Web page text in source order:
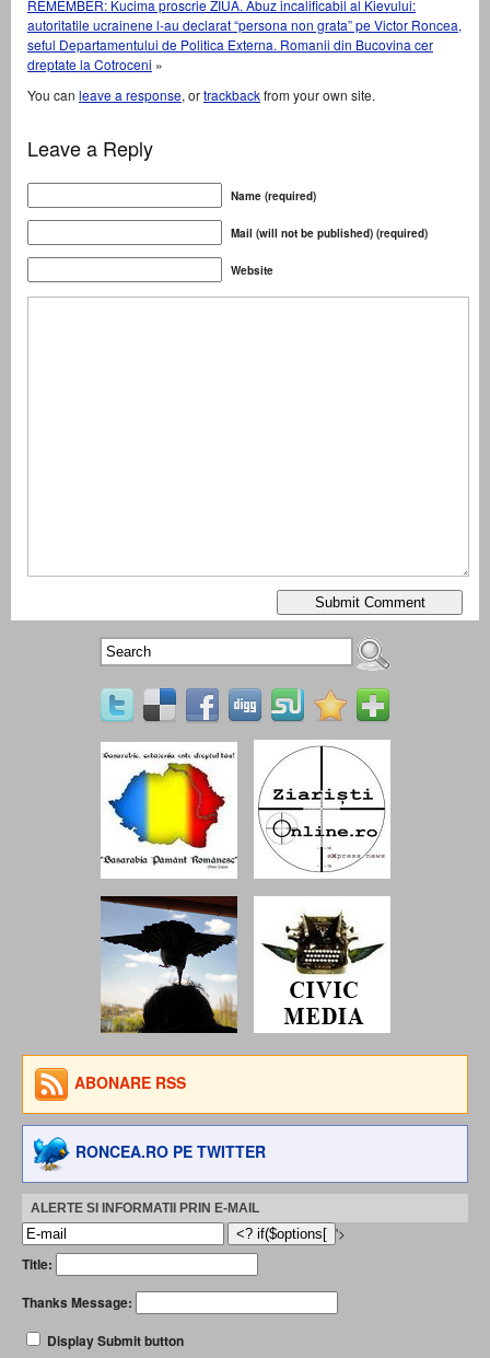
REMEMBER: Kucima proscrie ZIUA. Abuz incalificabil al Kievului:
autoritatile ucrainene l-au declarat “persona non grata” pe Victor Roncea,
seful Departamentului de Politica Externa. Romanii din Bucovina cer
dreptate la Cotroceni »
You can leave a response, ortrackbackfrom your own site.
Leave a Reply
Name (required)
Mail (will not be published) (required)
Website
ABONARE RSS
RONCEA.RO PE TWITTER
ALERTE SI INFORMATII PRIN E-MAIL
'>
Title:
Thanks Message:
Display Submit button